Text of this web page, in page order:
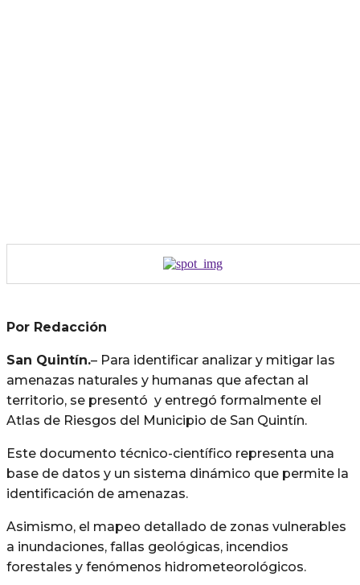
Por Redacción
San Quintín.– Para identificar analizar y mitigar las
amenazas naturales y humanas que afectan al
territorio, se presentó y entregó formalmente el
Atlas de Riesgos del Municipio de San Quintín.
Este documento técnico-científico representa una
base de datos y un sistema dinámico que permite la
identificación de amenazas.
Asimismo, el mapeo detallado de zonas vulnerables
a inundaciones, fallas geológicas, incendios
forestales y fenómenos hidrometeorológicos.